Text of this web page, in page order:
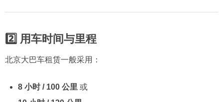
2️⃣ 用车时间与里程
北京大巴车租赁一般采用：
8 小时 / 100 公里 或